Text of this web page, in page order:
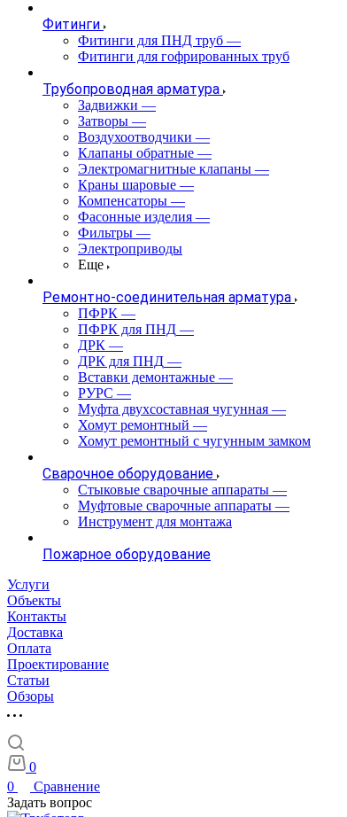
Фитинги
Фитинги для ПНД труб —
Фитинги для гофрированных труб
Трубопроводная арматура
Задвижки —
Затворы —
Воздухоотводчики —
Клапаны обратные —
Электромагнитные клапаны —
Краны шаровые —
Компенсаторы —
Фасонные изделия —
Фильтры —
Электроприводы
Еще
Ремонтно-соединительная арматура
ПФРК —
ПФРК для ПНД —
ДРК —
ДРК для ПНД —
Вставки демонтажные —
РУРС —
Муфта двухсоставная чугунная —
Хомут ремонтный —
Хомут ремонтный с чугунным замком
Сварочное оборудование
Стыковые сварочные аппараты —
Муфтовые сварочные аппараты —
Инструмент для монтажа
Пожарное оборудование
Услуги
Объекты
Контакты
Доставка
Оплата
Проектирование
Статьи
Обзоры
0
0
Сравнение
Задать вопрос